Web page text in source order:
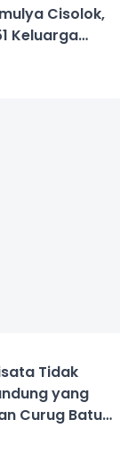
Cisolok,
Keluarga
Tidak
yang
Curug Batu